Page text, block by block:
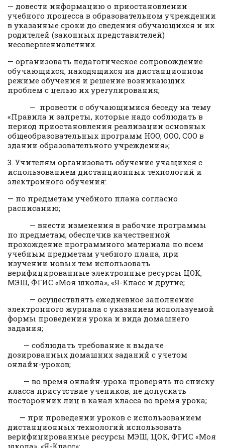
— довести информацию о приостановлении
учебного процесса в образовательном учреждении
в указанные сроки до сведения обучающихся и их
родителей (законных представителей)
несовершеннолетних.
— организовать педагогическое сопровождение
обучающихся, находящихся на дистанционном
режиме обучения и решение возникающих
проблем с целью их урегулирования;
— провести с обучающимися беседу на тему
«Правила и запреты, которые надо соблюдать в
период приостановления реализации основных
общеобразовательных программ НОО, ООО, СОО в
здании образовательного учреждения»;
3. Учителям организовать обучение учащихся с
использованием дистанционных технологий и
электронного обучения:
— по предметам учебного плана согласно
расписанию;
— внести изменения в рабочие программы
по предметам, обеспечив качественной
прохождение программного материала по всем
учебным предметам учебного плана, при
изучении новых тем использовать
верифицированные электронные ресурсы ЦОК,
МЭШ, ФГИС «Моя школа», «Я-Класс и другие;
— осуществлять ежедневное заполнение
электронного журнала с указанием используемой
формы проведения урока и вида домашнего
задания;
— соблюдать требование к выдаче
дозированных домашних заданий с учетом
онлайн-уроков;
— во время онлайн-урока проверять по списку
класса присутствие учеников, не допускать
посторонних лиц в канал класса во время урока;
— при проведении уроков с использованием
дистанционных технологий использовать
верифицированные ресурсы МЭШ, ЦОК, ФГИС «Моя